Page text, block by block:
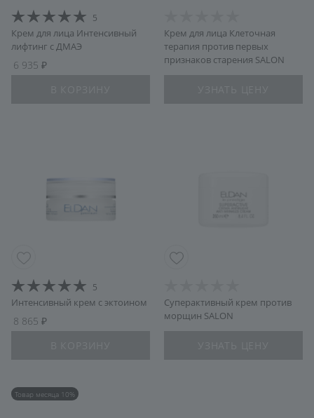
5
Крем для лица Интенсивный
лифтинг с ДМАЭ
6 935
Крем для лица Клеточная
терапия против первых
признаков старения SALON
5
Интенсивный крем с эктоином
8 865
Суперактивный крем против
морщин SALON
Товар месяца 10%